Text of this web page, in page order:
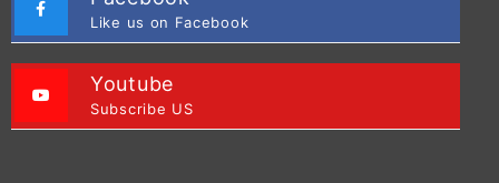
Like us on Facebook
Youtube
Subscribe US